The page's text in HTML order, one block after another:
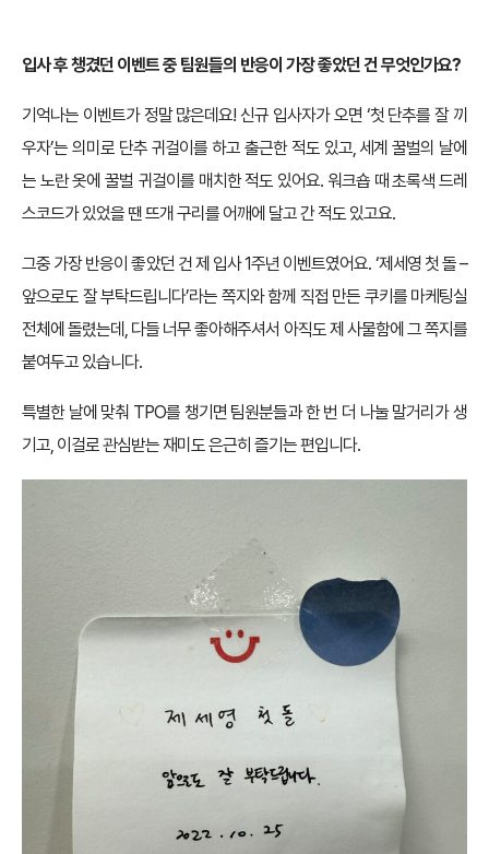
입사 후 챙겼던 이벤트 중 팀원들의 반응이 가장 좋았던 건 무엇인가요?
기억나는 이벤트가 정말 많은데요! 신규 입사자가 오면 ‘첫 단추를 잘 끼
우자’는 의미로 단추 귀걸이를 하고 출근한 적도 있고, 세계 꿀벌의 날에
는 노란 옷에 꿀벌 귀걸이를 매치한 적도 있어요. 워크숍 때 초록색 드레
스코드가 있었을 땐 뜨개 구리를 어깨에 달고 간 적도 있고요.
그중 가장 반응이 좋았던 건 제 입사 1주년 이벤트였어요. ‘제세영 첫 돌 –
앞으로도 잘 부탁드립니다’라는 쪽지와 함께 직접 만든 쿠키를 마케팅실
전체에 돌렸는데, 다들 너무 좋아해주셔서 아직도 제 사물함에 그 쪽지를
붙여두고 있습니다.
특별한 날에 맞춰 TPO를 챙기면 팀원분들과 한 번 더 나눌 말거리가 생
기고, 이걸로 관심받는 재미도 은근히 즐기는 편입니다.